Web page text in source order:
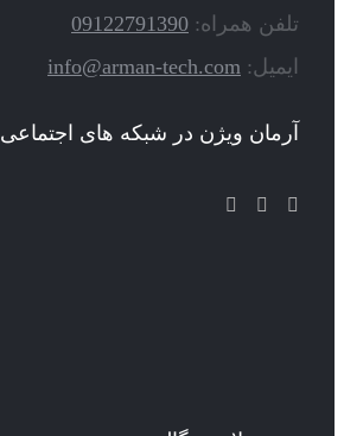
تلفن همراه: 09122791390
ایمیل: info@arman-tech.com
آرمان ویژن در شبکه های اجتماعی